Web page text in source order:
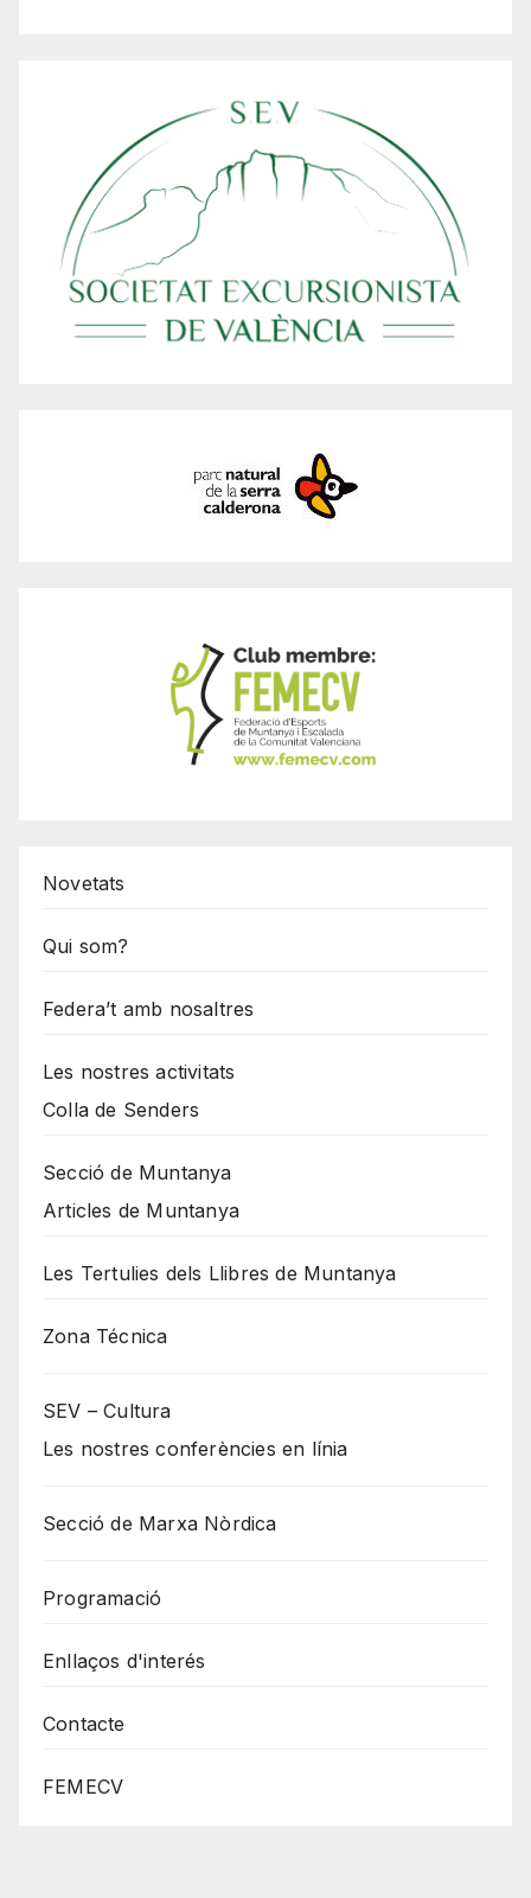
Novetats
Qui som?
Federa’t amb nosaltres
Les nostres activitats
Colla de Senders
Secció de Muntanya
Articles de Muntanya
Les Tertulies dels Llibres de Muntanya
Zona Técnica
SEV – Cultura
Les nostres conferències en línia
Secció de Marxa Nòrdica
Programació
Enllaços d'interés
Contacte
FEMECV